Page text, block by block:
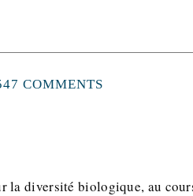
COMMENTS
la diversité biologique, au